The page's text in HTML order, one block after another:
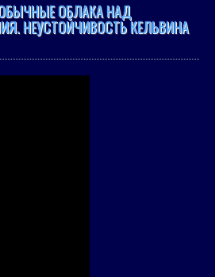
ОБЛАКА НАД
НЕУСТОЙЧИВОСТЬ КЕЛЬВИНА